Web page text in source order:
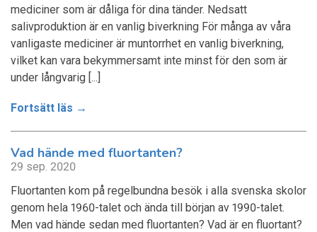
mediciner som är dåliga för dina tänder. Nedsatt
salivproduktion är en vanlig biverkning För många av våra
vanligaste mediciner är muntorrhet en vanlig biverkning,
vilket kan vara bekymmersamt inte minst för den som är
under långvarig [...]
Fortsätt läs →
Vad hände med fluortanten?
29 sep. 2020
Fluortanten kom på regelbundna besök i alla svenska skolor
genom hela 1960-talet och ända till början av 1990-talet.
Men vad hände sedan med fluortanten? Vad är en fluortant?